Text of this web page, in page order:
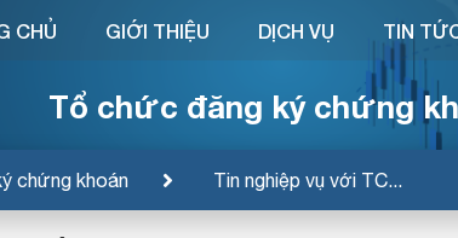
Tổ chức đăng ký chứng
chứng khoán Tin nghiệp vụ với TC...
CHỦ GIỚI THIỆU DỊCH VỤ TIN